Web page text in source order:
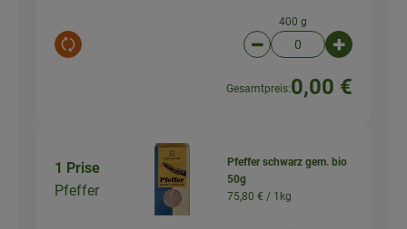
Auswahl ändern
400 g
Artikelanzahl
Gesamtpreis:0,00 €
1 Prise
Pfeffer
Pfeffer schwarz gem. bio
50g
75,80 € / 1kg